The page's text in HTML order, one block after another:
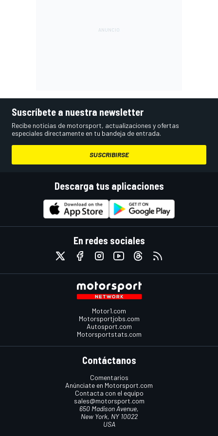
Suscríbete a nuestra newsletter
Recibe noticias de motorsport, actualizaciones y ofertas
especiales directamente en tu bandeja de entrada.
SUSCRIBIRSE
Descarga tus aplicaciones
En redes sociales
Motor1.com
Motorsportjobs.com
Autosport.com
Motorsportstats.com
Contáctanos
Comentarios
Anúnciate en Motorsport.com
Contacta con el equipo
sales@motorsport.com
650 Madison Avenue,
New York, NY 10022
USA